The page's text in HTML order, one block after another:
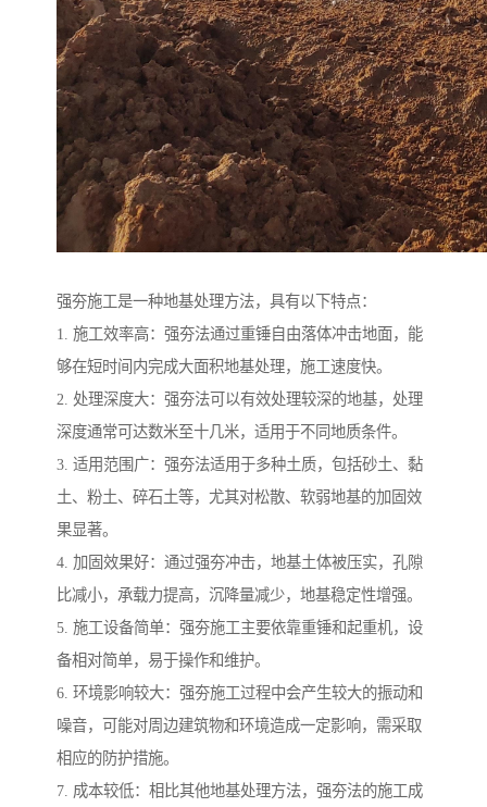
强夯施工是一种地基处理方法，具有以下特点：
1. 施工效率高：强夯法通过重锤自由落体冲击地面，能
够在短时间内完成大面积地基处理，施工速度快。
2. 处理深度大：强夯法可以有效处理较深的地基，处理
深度通常可达数米至十几米，适用于不同地质条件。
3. 适用范围广：强夯法适用于多种土质，包括砂土、黏
土、粉土、碎石土等，尤其对松散、软弱地基的加固效
果显著。
4. 加固效果好：通过强夯冲击，地基土体被压实，孔隙
比减小，承载力提高，沉降量减少，地基稳定性增强。
5. 施工设备简单：强夯施工主要依靠重锤和起重机，设
备相对简单，易于操作和维护。
6. 环境影响较大：强夯施工过程中会产生较大的振动和
噪音，可能对周边建筑物和环境造成一定影响，需采取
相应的防护措施。
7. 成本较低：相比其他地基处理方法，强夯法的施工成